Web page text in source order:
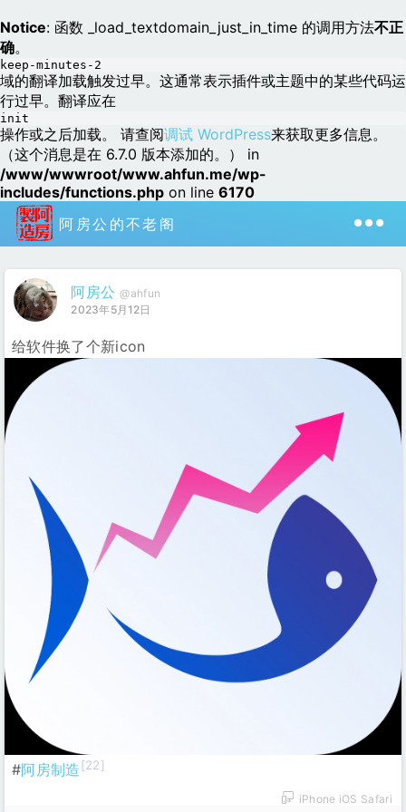
Notice: 函数 _load_textdomain_just_in_time 的调用方法不正
确。
keep-minutes-2
域的翻译加载触发过早。这通常表示插件或主题中的某些代码运
行过早。翻译应在
init
操作或之后加载。 请查阅调试 WordPress来获取更多信息。
（这个消息是在 6.7.0 版本添加的。） in
/www/wwwroot/www.ahfun.me/wp-
includes/functions.php on line 6170
阿房公的不老阁
阿房公 @ahfun
2023年5月12日
给软件换了个新icon
#阿房制造 [22]
iPhone iOS Safari